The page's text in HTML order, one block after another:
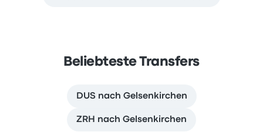
Beliebteste Transfers
DUS nach Gelsenkirchen
ZRH nach Gelsenkirchen